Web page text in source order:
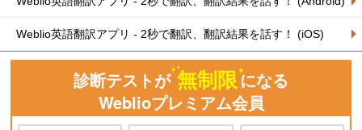
Weblio英語翻訳アプリ - 2秒で翻訳、翻訳結果を話す！ (iOS)
診断テストが 無制限になる
Weblioプレミアム会員